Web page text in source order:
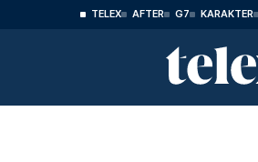
TELEX AFTER G7 KARAKTER